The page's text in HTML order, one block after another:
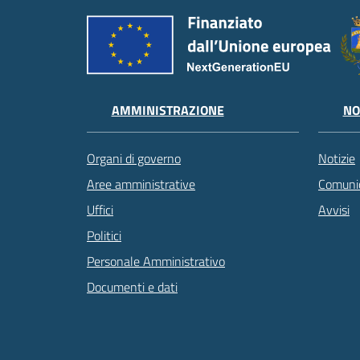
AMMINISTRAZIONE
Organi di governo
Aree amministrative
Uffici
Politici
Personale Amministrativo
Documenti e dati
Notizie
Avvisi